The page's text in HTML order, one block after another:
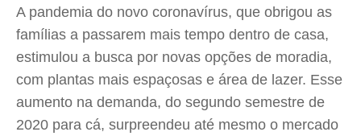
A pandemia do novo coronavírus, que obrigou as
famílias a passarem mais tempo dentro de casa,
estimulou a busca por novas opções de moradia,
com plantas mais espaçosas e área de lazer. Esse
aumento na demanda, do segundo semestre de
2020 para cá, surpreendeu até mesmo o mercado